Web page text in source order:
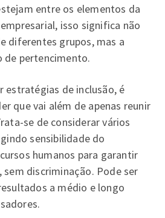
entre os elementos da
isso significa não
diferentes grupos, mas a
de pertencimento.
estratégias de inclusão, é
que vai além de apenas reunir
se de considerar vários
sensibilidade do
humanos para garantir
discriminação. Pode ser
a médio e longo